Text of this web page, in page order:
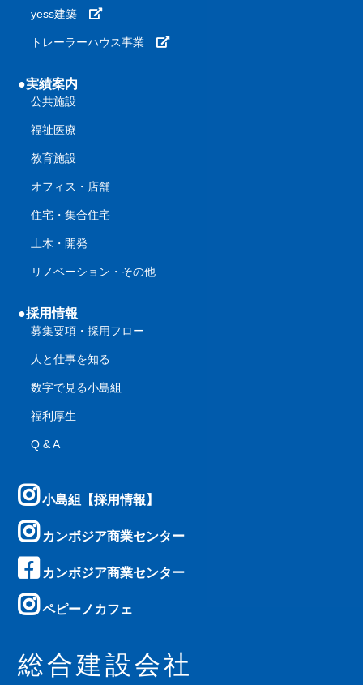
yess建築
トレーラーハウス事業
●実績案内
公共施設
福祉医療
教育施設
オフィス・店舗
住宅・集合住宅
土木・開発
リノベーション・その他
●採用情報
募集要項・採用フロー
人と仕事を知る
数字で見る小島組
福利厚生
Q & A
小島組【採用情報】
カンボジア商業センター
カンボジア商業センター
ペピーノカフェ
総合建設会社